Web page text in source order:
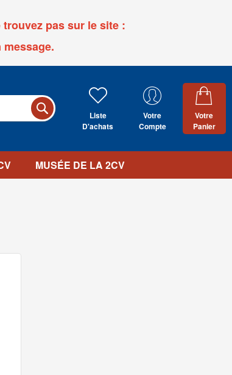
pas sur le site :
Liste
D'achats
Votre
Compte
Votre
Panier
MUSÉE DE LA 2CV